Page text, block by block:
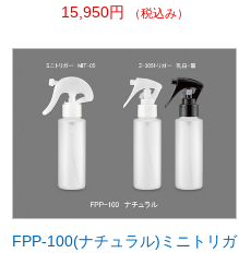
15,950円
（税込み）
FPP-100(ナチュラル)ミニトリガ